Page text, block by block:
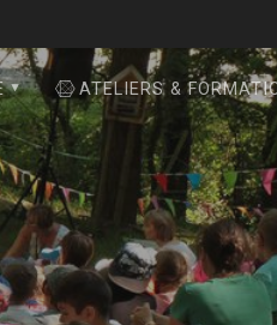
ATELIERS &